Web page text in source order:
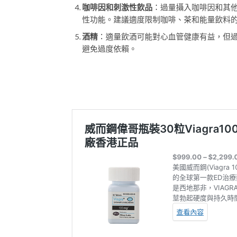
咖啡因和刺激性飲品：過量攝入咖啡因和其
性功能。建議適度限制咖啡、茶和能量飲料
酒精：適量飲酒可能對心血管健康有益，但
避免過度依賴。